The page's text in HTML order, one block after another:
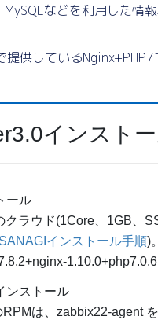
などを利用した情
提供しているNginx+PHP7
インスト
ール
クラウド(1Core、1GB、
インストール手順)。
ンストール
RPMは、zabbix22-agent